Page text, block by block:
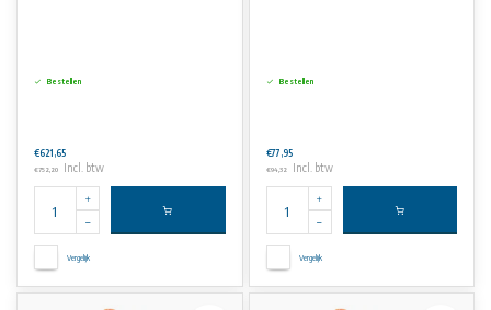
Bestellen
€621,65
€752,20 Incl. btw
Vergelijk
Bestellen
€77,95
€94,32 Incl. btw
Vergelijk